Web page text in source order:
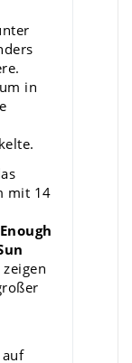
in
mit 14
zeigen
auf